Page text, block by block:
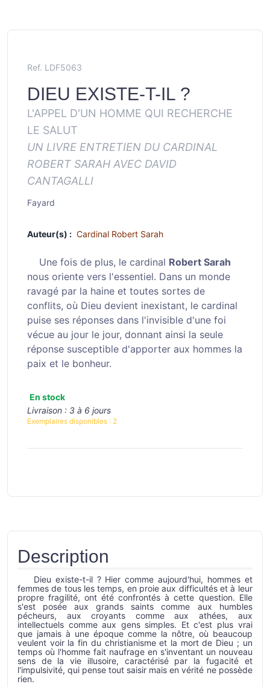
Ref. LDF5063
DIEU EXISTE-T-IL ?
L'APPEL D'UN HOMME QUI RECHERCHE
LE SALUT
UN LIVRE ENTRETIEN DU CARDINAL
ROBERT SARAH AVEC DAVID
CANTAGALLI
Fayard
Auteur(s) : Cardinal Robert Sarah
Une fois de plus, le cardinal Robert Sarah
nous oriente vers l'essentiel. Dans un monde
ravagé par la haine et toutes sortes de
conflits, où Dieu devient inexistant, le cardinal
puise ses réponses dans l'invisible d'une foi
vécue au jour le jour, donnant ainsi la seule
réponse susceptible d'apporter aux hommes la
paix et le bonheur.
En stock
Livraison : 3 à 6 jours
Exemplaires disponibles : 2
Description
Dieu existe-t-il ? Hier comme aujourd'hui, hommes et
femmes de tous les temps, en proie aux difficultés et à leur
propre fragilité, ont été confrontés à cette question. Elle
s'est posée aux grands saints comme aux humbles
pécheurs, aux croyants comme aux athées, aux
intellectuels comme aux gens simples. Et c'est plus vrai
que jamais à une époque comme la nôtre, où beaucoup
veulent voir la fin du christianisme et la mort de Dieu ; un
temps où l'homme fait naufrage en s'inventant un nouveau
sens de la vie illusoire, caractérisé par la fugacité et
l'impulsivité, qui pense tout saisir mais en vérité ne possède
rien.